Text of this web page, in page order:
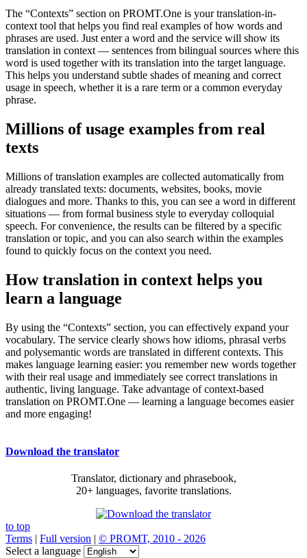
The “Contexts” section on PROMT.One is your translation-in-
context tool that helps you find real examples of how words and
phrases are used. Just enter a word and the service will show its
translation in context — sentences from bilingual sources where this
word is used together with its translation into the target language.
This helps you understand subtle shades of meaning and correct
usage in speech, whether it is a rare term or a common everyday
phrase.
Millions of usage examples from real
texts
Millions of translation examples are collected automatically from
already translated texts: documents, websites, books, movie
dialogues and more. Thanks to this, you can see a word in different
situations — from formal business style to everyday colloquial
speech. For convenience, the results can be filtered by a specific
translation or topic, and you can also search within the examples
found to quickly focus on the context you need.
How translation in context helps you
learn a language
By using the “Contexts” section, you can effectively expand your
vocabulary. The service clearly shows how idioms, phrasal verbs
and polysemantic words are translated in different contexts. This
makes language learning easier: you remember new words together
with their real usage and immediately see correct translations in
authentic, living language. Take advantage of context-based
translation on PROMT.One — learning a language becomes easier
and more engaging!
Download the translator
Translator, dictionary and phrasebook,
20+ languages, favorite translations.
to top
Terms | Full version | © PROMT, 2010 - 2026
Select a language